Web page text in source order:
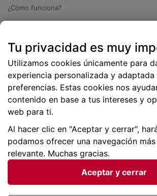
¿Cómo funciona?
Más de 2 millones de descargas
Condiciones generales |Privacidad
Tu privacidad es muy
Utilizamos cookies únicamente para
experiencia personalizada y adaptada
preferencias. Estas cookies nos
contenido en base a tus intereses y
web para ti.
Al hacer clic en "Aceptar y cerrar",
podamos ofrecer una navegación
relevante. Muchas gracias.
Aceptar y cerrar